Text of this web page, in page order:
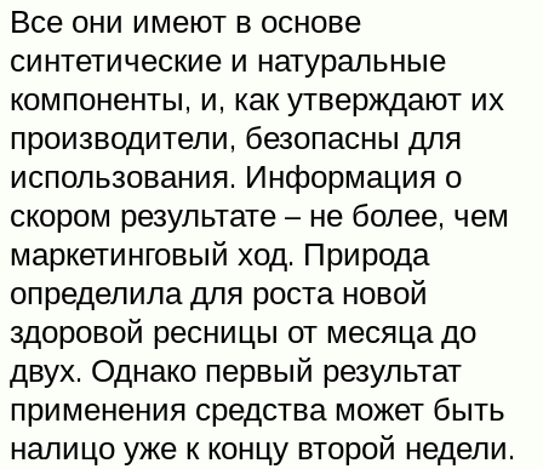
Все они имеют в основе
синтетические и натуральные
компоненты, и, как утверждают их
производители, безопасны для
использования. Информация о
скором результате – не более, чем
маркетинговый ход. Природа
определила для роста новой
здоровой ресницы от месяца до
двух. Однако первый результат
применения средства может быть
налицо уже к концу второй недели.